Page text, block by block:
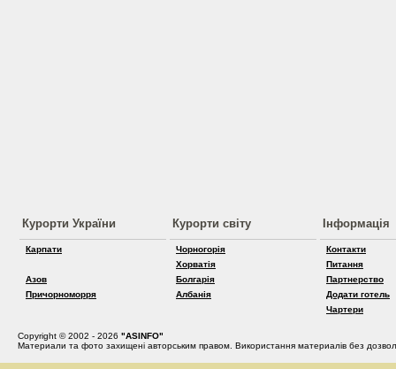
Курорти України
Карпати
Азов
Причорноморря
Курорти світу
Чорногорія
Хорватія
Болгарія
Албанія
Інформація
Контакти
Питання
Партнерство
Додати готель
Чартери
Copyright © 2002 - 2026 "ASINFO"
Материали та фото захищені авторським правом. Використання материалів без